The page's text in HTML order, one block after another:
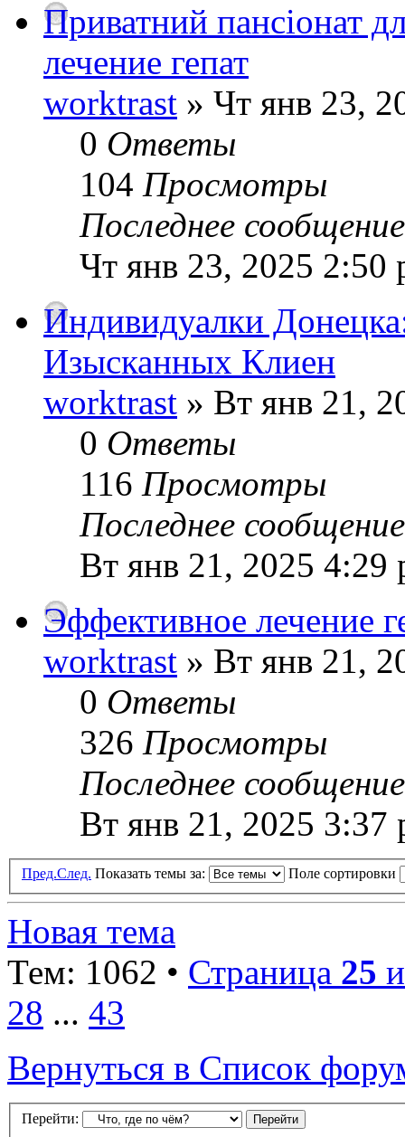
Приватний пансіонат
лечение гепат
worktrast » Чт янв 23,
0 Ответы
104 Просмотры
Последнее
Чт янв 23, 2025 2:50
Индивидуалки
Изысканных Клиен
worktrast » Вт янв 21,
0 Ответы
116 Просмотры
Последнее
Вт янв 21, 2025 4:29
Эффективное лечение
worktrast » Вт янв 21,
0 Ответы
326 Просмотры
Последнее
Вт янв 21, 2025 3:37
Пред.След. Показать темы за: Поле сортировки
Новая тема
Тем: 1062 • Страница 25
28 ... 43
Вернуться в Список
Перейти: